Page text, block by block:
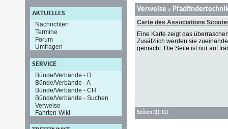
AKTUELLES
Nachrichten
Termine
Forum
Umfragen
SERVICE
Bünde/Verbände - D
Bünde/Verbände - A
Bünde/Verbände - CH
Bünde/Verbände - Suchen
Verweise
Fahrten-Wiki
Verweise »
Carte des Associations
Eine Karte zeigt das
Zusätzlich werden sie
gemacht. Die Seite ist nur auf
Seiten(1): (1)